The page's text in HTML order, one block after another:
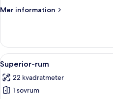
Mer information
Mer
King
Room
Öppna
alla
foton
för
4
Superior-rum
22 kvadratmeter
1 sovrum